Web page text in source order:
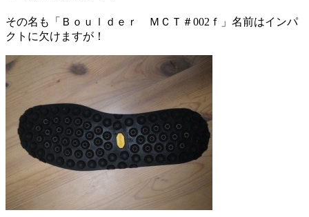
その名も「Ｂｏｕｌｄｅｒ ＭＣＴ＃002ｆ」名前はインパ
クトに欠けますが！